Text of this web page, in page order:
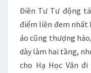
Điền Tư Tư động
điểm liền đem nhất
áo cũng thượng
dày làm hai tầng,
cho Hạ Học Văn